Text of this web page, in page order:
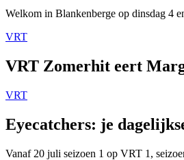
Welkom in Blankenberge op dinsdag 4
VRT
VRT Zomerhit eert
VRT
Eyecatchers: je
Vanaf 20 juli seizoen 1 op VRT 1,